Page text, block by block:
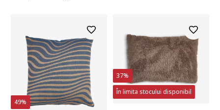
49%
37%
În limita stocului disponibil